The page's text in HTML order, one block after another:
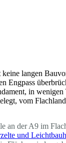
langen
Engpass
in
vom
der A9 im
und